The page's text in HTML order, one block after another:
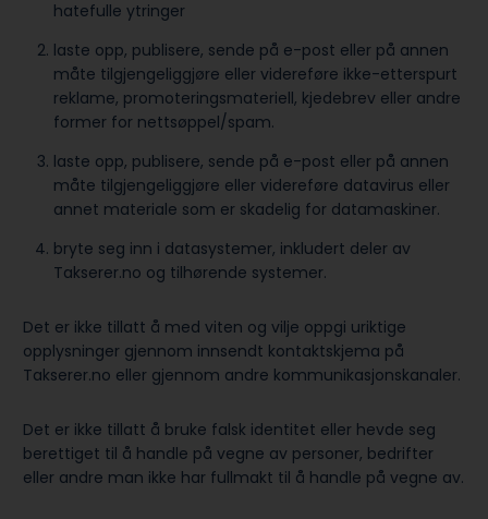
hatefulle ytringer
laste opp, publisere, sende på e-post eller på annen
måte tilgjengeliggjøre eller videreføre ikke-etterspurt
reklame, promoteringsmateriell, kjedebrev eller andre
former for nettsøppel/spam.
laste opp, publisere, sende på e-post eller på annen
måte tilgjengeliggjøre eller videreføre datavirus eller
annet materiale som er skadelig for datamaskiner.
bryte seg inn i datasystemer, inkludert deler av
Takserer.no og tilhørende systemer.
Det er ikke tillatt å med viten og vilje oppgi uriktige
opplysninger gjennom innsendt kontaktskjema på
Takserer.no eller gjennom andre kommunikasjonskanaler.
Det er ikke tillatt å bruke falsk identitet eller hevde seg
berettiget til å handle på vegne av personer, bedrifter
eller andre man ikke har fullmakt til å handle på vegne av.